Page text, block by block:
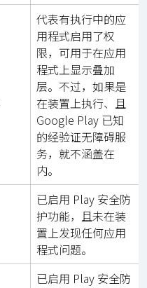
代表有执行中的应
用程式启用了权
限，可用于在应用
程式上显示叠加
层。不过，如果是
在装置上执行、且
Google Play 已知
的经验证无障碍服
务，就不涵盖在
内。
已启用 Play 安全防
护功能，且未在装
置上发现任何应用
程式问题。
已启用 Play 安全防